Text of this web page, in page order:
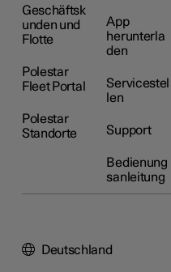
Geschäftsk
unden und
Flotte
Polestar
Fleet Portal
Polestar
Standorte
App
herunterla
den
Servicestel
len
Support
Bedienung
sanleitung
Deutschland